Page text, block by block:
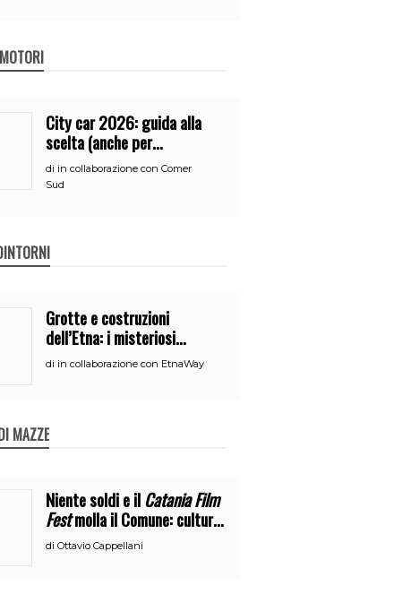
City car 2026: guida alla
scelta (anche per
neopatentati)
di in collaborazione con Comer
Sud
Grotte e costruzioni
dell’Etna: i misteriosi
nascondigli del vulcano
di in collaborazione con EtnaWay
MAZZE
Niente soldi e ilCatania Film
Festmolla il Comune: cultura
o broru di ciciri?
di Ottavio Cappellani